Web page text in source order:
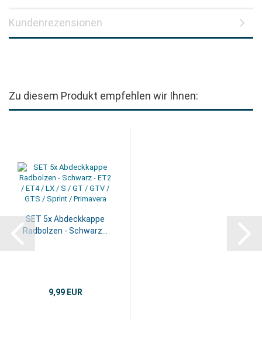
Kundenrezensionen
Zu diesem Produkt empfehlen wir Ihnen:
SET 5x Abdeckkappe
Radbolzen - Schwarz...
9,99 EUR